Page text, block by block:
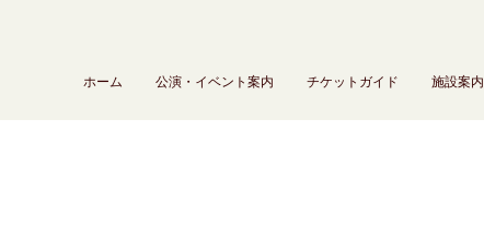
ホーム 公演・イベント案内 チケットガイド 施設案内